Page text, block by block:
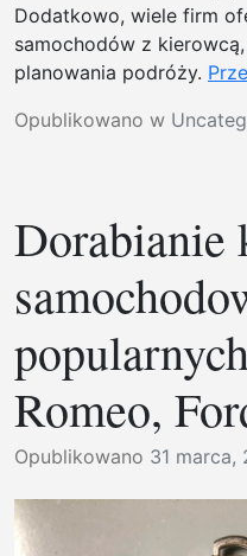
Dodatkowo, wiele firm
samochodów z
planowania podróży.
Opublikowano w
Dorabianie
Romeo,
Opublikowano 31 marca,